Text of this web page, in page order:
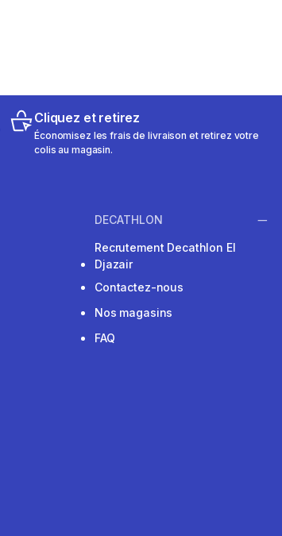
Cliquez et retirez
Économisez les frais de livraison et retirez votre
colis au magasin.
DECATHLON
Recrutement Decathlon El
Djazair
Contactez-nous
Nos magasins
FAQ